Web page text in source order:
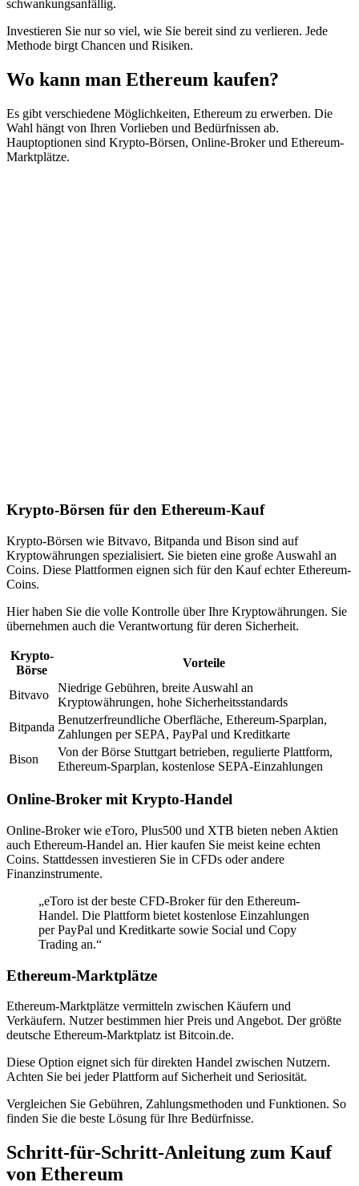
schwankungsanfällig.
Investieren Sie nur so viel, wie Sie bereit sind zu verlieren. Jede
Methode birgt Chancen und Risiken.
Wo kann man Ethereum kaufen?
Es gibt verschiedene Möglichkeiten, Ethereum zu erwerben. Die
Wahl hängt von Ihren Vorlieben und Bedürfnissen ab.
Hauptoptionen sind Krypto-Börsen, Online-Broker und Ethereum-
Marktplätze.
Krypto-Börsen für den Ethereum-Kauf
Krypto-Börsen wie Bitvavo, Bitpanda und Bison sind auf
Kryptowährungen spezialisiert. Sie bieten eine große Auswahl an
Coins. Diese Plattformen eignen sich für den Kauf echter Ethereum-
Coins.
Hier haben Sie die volle Kontrolle über Ihre Kryptowährungen. Sie
übernehmen auch die Verantwortung für deren Sicherheit.
Krypto-
Börse
Vorteile
Bitvavo
Niedrige Gebühren, breite Auswahl an
Kryptowährungen, hohe Sicherheitsstandards
Bitpanda
Benutzerfreundliche Oberfläche, Ethereum-Sparplan,
Zahlungen per SEPA, PayPal und Kreditkarte
Bison
Von der Börse Stuttgart betrieben, regulierte Plattform,
Ethereum-Sparplan, kostenlose SEPA-Einzahlungen
Online-Broker mit Krypto-Handel
Online-Broker wie eToro, Plus500 und XTB bieten neben Aktien
auch Ethereum-Handel an. Hier kaufen Sie meist keine echten
Coins. Stattdessen investieren Sie in CFDs oder andere
Finanzinstrumente.
„eToro ist der beste CFD-Broker für den Ethereum-
Handel. Die Plattform bietet kostenlose Einzahlungen
per PayPal und Kreditkarte sowie Social und Copy
Trading an.“
Ethereum-Marktplätze
Ethereum-Marktplätze vermitteln zwischen Käufern und
Verkäufern. Nutzer bestimmen hier Preis und Angebot. Der größte
deutsche Ethereum-Marktplatz ist Bitcoin.de.
Diese Option eignet sich für direkten Handel zwischen Nutzern.
Achten Sie bei jeder Plattform auf Sicherheit und Seriosität.
Vergleichen Sie Gebühren, Zahlungsmethoden und Funktionen. So
finden Sie die beste Lösung für Ihre Bedürfnisse.
Schritt-für-Schritt-Anleitung zum Kauf
von Ethereum